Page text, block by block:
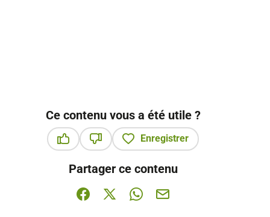
Ce contenu vous a été utile ?
Enregistrer
Partager ce contenu
Partager sur Facebook (nouvelle fenêtre)
Partager sur X / Twitter (nouvelle
Partager sur WhatsApp
Partager par mail